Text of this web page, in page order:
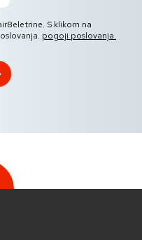
S klikom na
pogoji poslovanja.